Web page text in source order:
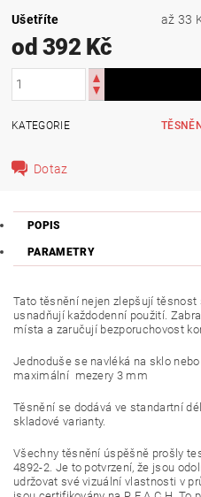
Ušetříte
až33
od 392 Kč
KATEGORIE
Dotaz
POPIS
PARAMETRY
Tato těsnění nejen zlepšují těsnost
usnadňují každodenní použití.
místa a zaručují bezporuchovost
Jednoduše se navléká na sklo
maximální mezery 3 mm
Těsnění se dodává ve standartní
skladové varianty.
Všechny těsnění úspěšně prošly
4892-2. Je to potvrzení, že jsou
udržovat své vizuální vlastnosti v